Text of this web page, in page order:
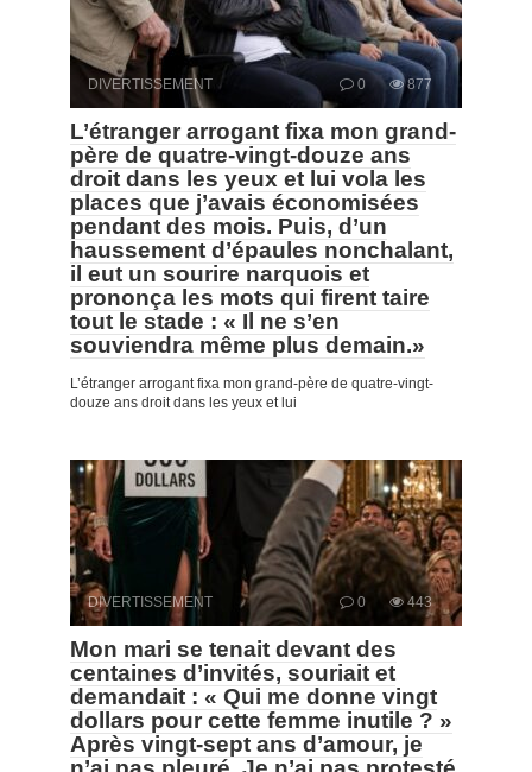
DIVERTISSEMENT 0 877
L’étranger arrogant fixa mon grand-
père de quatre-vingt-douze ans
droit dans les yeux et lui vola les
places que j’avais économisées
pendant des mois. Puis, d’un
haussement d’épaules nonchalant,
il eut un sourire narquois et
prononça les mots qui firent taire
tout le stade : « Il ne s’en
souviendra même plus demain.»
L’étranger arrogant fixa mon grand-père de quatre-vingt-
douze ans droit dans les yeux et lui
DIVERTISSEMENT 0 443
Mon mari se tenait devant des
centaines d’invités, souriait et
demandait : « Qui me donne vingt
dollars pour cette femme inutile ? »
Après vingt-sept ans d’amour, je